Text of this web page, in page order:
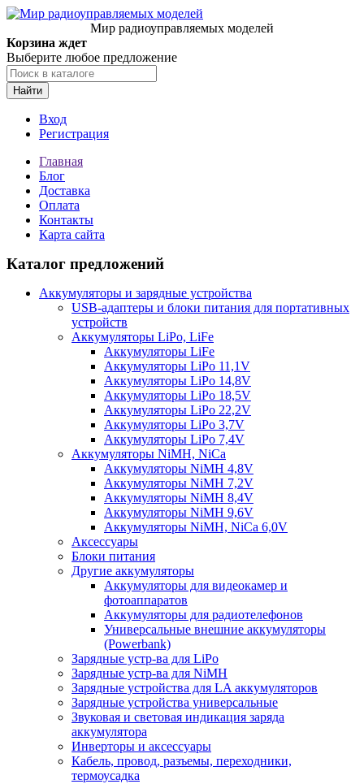
Мир радиоуправляемых моделей
Корзина ждет
Выберите любое предложение
Найти
Вход
Регистрация
Главная
Блог
Доставка
Оплата
Контакты
Карта сайта
Каталог предложений
Аккумуляторы и зарядные устройства
USB-адаптеры и блоки питания для портативных
устройств
Аккумуляторы LiPo, LiFe
Аккумуляторы LiFe
Аккумуляторы LiPo 11,1V
Аккумуляторы LiPo 14,8V
Аккумуляторы LiPo 18,5V
Аккумуляторы LiPo 22,2V
Аккумуляторы LiPo 3,7V
Аккумуляторы LiPo 7,4V
Аккумуляторы NiMH, NiCa
Аккумуляторы NiMH 4,8V
Аккумуляторы NiMH 7,2V
Аккумуляторы NiMH 8,4V
Аккумуляторы NiMH 9,6V
Аккумуляторы NiMH, NiCa 6,0V
Аксессуары
Блоки питания
Другие аккумуляторы
Аккумуляторы для видеокамер и
фотоаппаратов
Аккумуляторы для радиотелефонов
Универсальные внешние аккумуляторы
(Powerbank)
Зарядные устр-ва для LiPo
Зарядные устр-ва для NiMH
Зарядные устройства для LA аккумуляторов
Зарядные устройства универсальные
Звуковая и световая индикация заряда
аккумулятора
Инверторы и аксессуары
Кабель, провод, разъемы, переходники,
термоусадка